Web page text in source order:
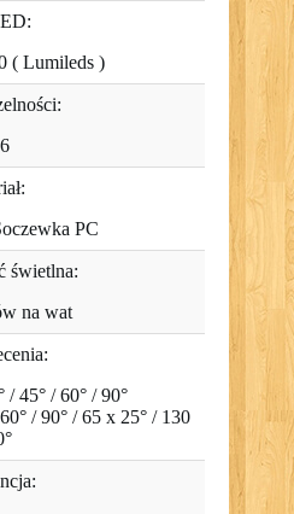
( Lumileds )
PC
świetlna:
na wat
45° / 60° / 90°
/ 90° / 65 x 25° / 130